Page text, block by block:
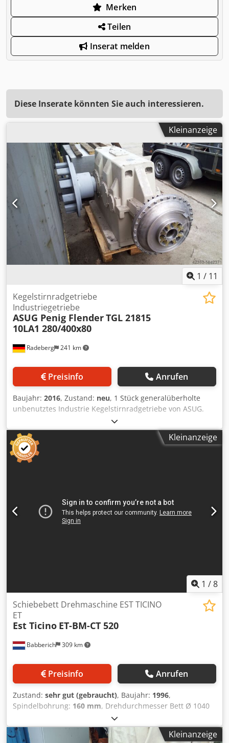
Merken
Teilen
Inserat melden
Diese Inserate könnten Sie auch interessieren.
Kleinanzeige
1 / 11
Radeberg 241 km
Kegelstirnradgetriebe
Industriegetriebe
ASUG Penig FlenderTGL 21815
10LA1 280/400x80
Preisinfo Anrufen
Baujahr: 2016, Zustand: neu, 1 Stück generalüberholte
unbenutztes Industrie Kegelstirnradgetriebe von ASUG.
TGL 21815 Alle Teile vom Getriebe sind erneuert, bis auf
das Gehäuse !!! Klauenkupplung: 800 mm (nur eine Hälfte
verfügbar) Maximales Drehmoment: 27.829 Nm
Djdpfxegwlrde Ap Ijck Übersetzung: i= 1:80 max. Leistung:
51 kW Ölfüllung: 170 kg Drehzahl: n1= 1400 Drehzahl: n2=
Getriebe besitzt keinen Ölkühler !!
Kleinanzeige
1 /8
Babberich 309 km
Schiebebett Drehmaschine EST TICINO
ET
Est Ticino ET-BM-CT 520
Preisinfo Anrufen
Zustand: sehr gut (gebraucht), Baujahr: 1996,
Spindelbohrung: 160 mm, Drehdurchmesser Bett Ø 1040
mm Drehdurchmesser Schlitten 710 mm
Drehdurchmesser Grube Ø 1580 mm Drehlänge 3000/4500
mm Dcedoxtbf Eopfx Ap Iok Grubenlänge 1500 mmKleinanzeige